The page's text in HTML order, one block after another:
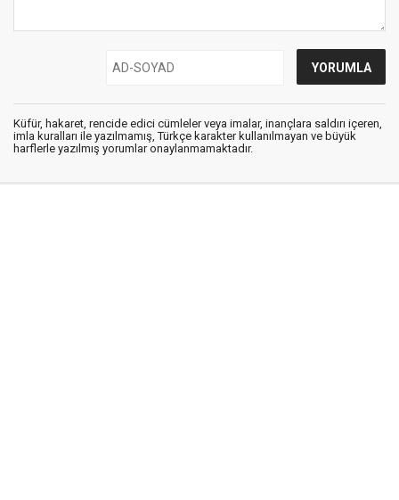
Küfür, hakaret, rencide edici cümleler veya imalar, inançlara saldırı içeren,
imla kuralları ile yazılmamış, Türkçe karakter kullanılmayan ve büyük
harflerle yazılmış yorumlar onaylanmamaktadır.